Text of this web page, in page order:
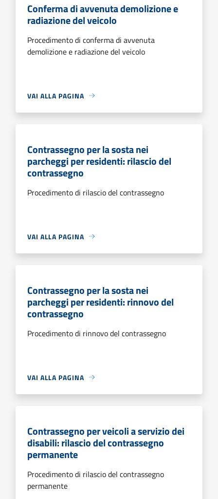
Conferma di avvenuta demolizione e
radiazione del veicolo
Procedimento di conferma di avvenuta
demolizione e radiazione del veicolo
VAI ALLA PAGINA
Contrassegno per la sosta nei
parcheggi per residenti: rilascio del
contrassegno
Procedimento di rilascio del contrassegno
VAI ALLA PAGINA
Contrassegno per la sosta nei
parcheggi per residenti: rinnovo del
contrassegno
Procedimento di rinnovo del contrassegno
VAI ALLA PAGINA
Contrassegno per veicoli a servizio dei
disabili: rilascio del contrassegno
permanente
Procedimento di rilascio del contrassegno
permanente